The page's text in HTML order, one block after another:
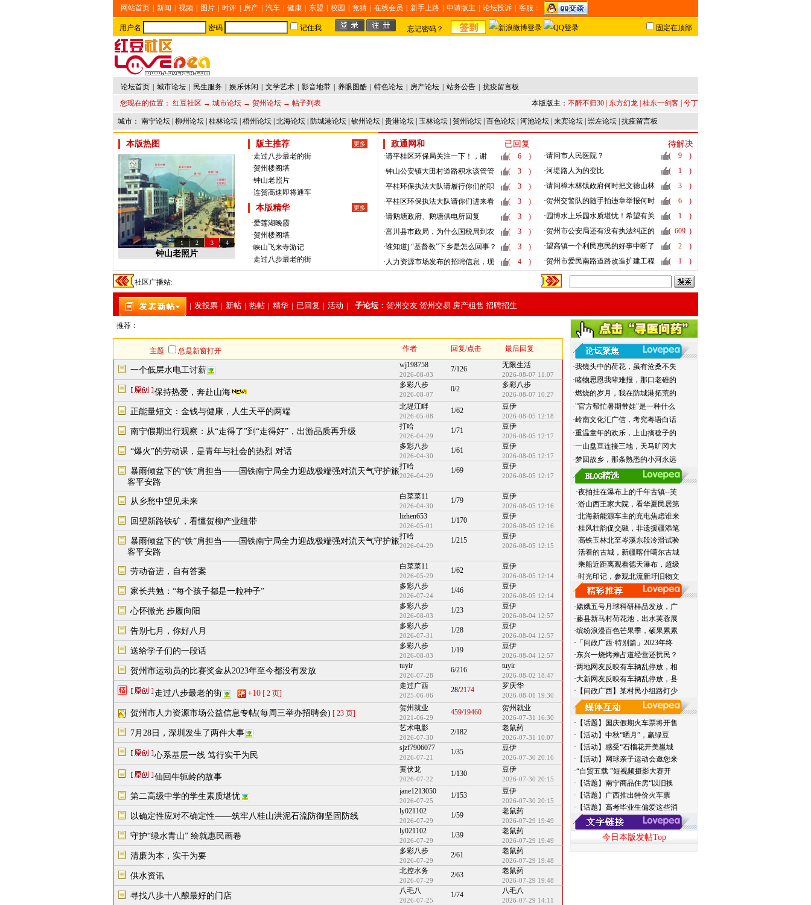
网站首页 新闻 视频 图片 时评 房产 汽车 健康 东盟 校园 竞猜 在线会员 新手上路 申请版主 论坛投诉 客服：
用户名 密码 记住我 忘记密码？ 固定在顶部
论坛首页 城市论坛 民生服务 娱乐休闲 文学艺术 影音地带 养眼图酷 特色论坛 房产论坛 站务公告
抗疫留言板
您现在的位置： 红豆社区 → 城市论坛 → 贺州论坛 → 帖子列表 本版版主： 不醉不归30 东方幻龙 桂东一剑客 兮丁
城市： 南宁论坛 柳州论坛 桂林论坛 梧州论坛 北海论坛 防城港论坛 钦州论坛 贵港论坛 玉林论坛 贺州论坛 百色论坛 河池论坛 来宾论坛 崇左论坛 抗疫留言板
本版热图
1 2 3 4
钟山老照片
版主推荐 更多
·走过八步最老的街
·贺州楼阁塔
·钟山老照片
·连贺高速即将通车
本版精华 更多
·爱莲湖晚霞
·贺州楼阁塔
·峡山飞来寺游记
·走过八步最老的街
政通网和 已回复
·请平桂区环保局关注一下！，谢
谢！
( 6
)
·钟山公安镇大田村道路积水该管管
了
( 3
)
·平桂环保执法大队请履行你们的职
责！
( 3
)
·平桂区环保执法大队请你们进来看
看！！！
( 3
)
·请鹅塘政府、鹅塘供电所回复
下！！！大岭村，洞枧村电！！！
( 3
)
·富川县市政局，为什么国税局到农
机加油站这段路没有停车位？
( 3
)
·谁知道j “基督教”下乡是怎么回事？ ( 3
)
· 人力资源市场发布的招聘信息，现
( 4 )
待解决
·请问市人民医院？ ( 9
)
·河堤路人为的变比 ( 1
)
·请问樟木林镇政府何时把文德山林
场属于古莲村的山地归还古莲村
( 3
)
·贺州交警队的随手拍违章举报何时
上线？交警队进来一下
( 6
)
· 园博水上乐园水质堪忧！希望有关
部门加强监管
( 1
)
·贺州市公安局还有没有执法纠正的
能力
( 609 )
·望高镇一个利民惠民的好事中断了
吗？？
( 2
)
·贺州市爱民南路道路改造扩建工程
停工了
( 1 )
社区广播站:
| 发投票 | 新帖 | 热帖 | 精华 | 已回复 | 活动 | 子论坛： 贺州交友 贺州交易 房产租售 招聘招生
·我镜头中的荷花，虽有沧桑不失
·睹物思恩我辈难报，那口老碓的
·燃烧的岁月，我在防城港拓荒的
·"官方帮忙暑期带娃"是一种什么
·岭南文化汇广信，考究粤语白话
·重温童年的欢乐，上山摘稔子的
·一山盘亘连接三地，天马旷冈大
·梦回故乡，那条熟悉的小河永远
·夜拍挂在瀑布上的千年古镇--芙
·游山西王家大院，看华夏民居第
·北海新能源车主的充电焦虑谁来
·桂风壮韵促交融，非遗援疆添笔
·高铁玉林北至岑溪东段冷滑试验
·活着的古城，新疆喀什噶尔古城
·乘船近距离观看德天瀑布，超级
·时光印记，参观北流新圩旧物文
·嫦娥五号月球科研样品发放，广
·藤县新马村荷花池，出水芙蓉展
·缤纷浪漫百色芒果季，硕果累累
·「问政广西·特别篇」2023年终
·东兴一烧烤摊占道经营还扰民？
·两地网友反映有车辆乱停放，相
·大新网友反映有车辆乱停放，县
·【问政广西】某村民小组路灯少
·【话题】国庆假期火车票将开售
·【活动】中秋“晒月”，赢绿豆
·【活动】感受“石榴花开美邕城
·【活动】网球亲子运动会邀您来
·“自贸五载 ”短视频摄影大赛开
·【话题】南宁商品住房“以旧换
·【话题】广西推出特价火车票
·【话题】高考毕业生偏爱这些消
今日本版发帖Top
推荐：
最后回复
回复/点击
作者
主题
总是新窗打开
无限生活
2026-08-07 11:07
7/126
wj198758
2026-08-03
一个低层水电工讨薪
多彩八步
2026-08-07 10:27
0/2
多彩八步
2026-08-07
保持热爱，奔赴山海
豆伊
2026-08-05 12:18
1/62
北堤江畔
2026-05-08
正能量短文：金钱与健康，人生天平的两端
豆伊
2026-08-05 12:17
1/71
打哈
2026-04-29
南宁假期出行观察：从“走得了”到“走得好”，出游品质再升级
豆伊
2026-08-05 12:17
1/61
多彩八步
2026-04-30
“爆火”的劳动课，是青年与社会的热烈 对话
豆伊
2026-08-05 12:17
1/69
打哈
2026-04-29
暴雨倾盆下的“铁”肩担当——国铁南宁局全力迎战极端强对流天气守护旅
客平安路
豆伊
2026-08-05 12:16
1/79
白菜菜11
2026-04-30
从乡愁中望见未来
豆伊
2026-08-05 12:16
1/170
lizhen653
2026-05-01
回望新路铁矿，看懂贺柳产业纽带
豆伊
2026-08-05 12:15
1/215
打哈
2026-04-29
暴雨倾盆下的“铁”肩担当——国铁南宁局全力迎战极端强对流天气守护旅
客平安路
豆伊
2026-08-05 12:14
1/62
白菜菜11
2026-05-29
劳动奋进，自有答案
豆伊
2026-08-05 12:14
1/46
多彩八步
2026-07-24
家长共勉：“每个孩子都是一粒种子”
豆伊
2026-08-04 12:57
1/23
多彩八步
2026-08-03
心怀微光 步履向阳
豆伊
2026-08-04 12:57
1/28
多彩八步
2026-07-31
告别七月，你好八月
豆伊
2026-08-04 12:57
1/19
多彩八步
2026-08-03
送给学子们的一段话
tuyir
2026-08-02 18:47
6/216
tuyir
2026-07-28
贺州市运动员的比赛奖金从2023年至今都没有发放
罗庆华
2026-08-01 19:30
28/2174
走过广西
2025-06-06
走过八步最老的街 +10 [ 2 页]
贺州就业
2026-07-31 16:30
459/19460
贺州就业
2021-06-29
贺州市人力资源市场公益信息专帖(每周三举办招聘会) [ 23 页]
老鼠药
2026-07-31 10:07
2/182
艺术电影
2026-07-30
7月28日，深圳发生了两件大事
豆伊
2026-07-30 20:16
1/35
sjzf7906077
2026-07-21
心系基层一线 笃行实干为民
豆伊
2026-07-30 20:15
1/130
黄伏龙
2026-07-22
仙回牛轭岭的故事
豆伊
2026-07-30 20:15
1/153
jane1213050
2026-07-25
第二高级中学的学生素质堪忧
老鼠药
2026-07-29 19:49
1/59
ly021102
2026-07-29
以确定性应对不确定性——筑牢八桂山洪泥石流防御坚固防线
老鼠药
2026-07-29 19:49
1/39
ly021102
2026-07-29
守护“绿水青山” 绘就惠民画卷
老鼠药
2026-07-29 19:48
2/61
多彩八步
2026-07-29
清廉为本，实干为要
老鼠药
2026-07-29 19:48
2/63
北控水务
2026-07-29
供水资讯
八毛八
2026-07-29 14:11
1/74
八毛八
2026-07-25
寻找八歩十八酿最好的门店